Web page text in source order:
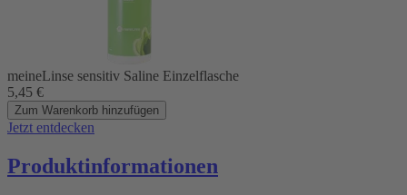
meineLinse sensitiv Saline Einzelflasche
5,45 €
Zum Warenkorb hinzufügen
Jetzt entdecken
Produktinformationen